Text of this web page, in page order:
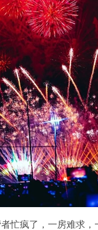
疯了，一房难求，